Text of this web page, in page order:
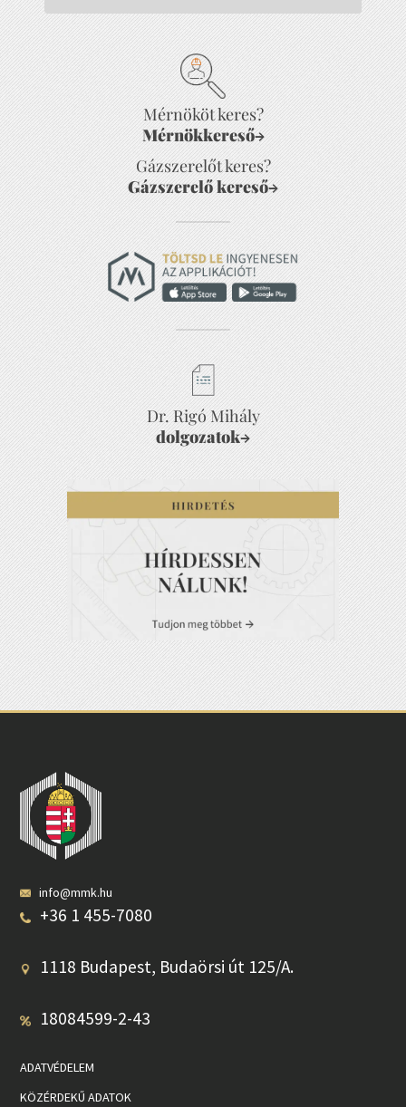
Mérnököt keres?
Mérnökkereső→
Gázszerelőt keres?
Gázszerelő kereső→
Dr. Rigó Mihály
dolgozatok→
info@mmk.hu
+36 1 455-7080
1118 Budapest, Budaörsi út 125/A.
18084599-2-43
ADATVÉDELEM
KÖZÉRDEKŰ ADATOK